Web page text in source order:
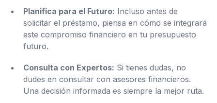
Planifica para el Futuro: Incluso antes de
solicitar el préstamo, piensa en cómo se integrará
este compromiso financiero en tu presupuesto
futuro.
Consulta con Expertos: Si tienes dudas, no
dudes en consultar con asesores financieros.
Una decisión informada es siempre la mejor ruta.